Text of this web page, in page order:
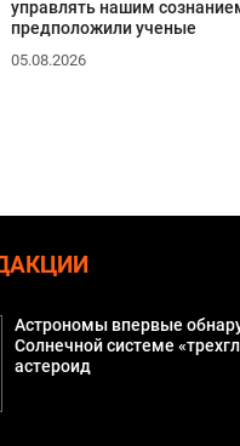
управлять нашим
предположили ученые
05.08.2026
Астрономы впервые
Солнечной системе
астероид